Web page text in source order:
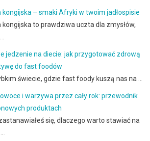
kongijska – smaki Afryki w twoim jadłospisie
kongijska to prawdziwa uczta dla zmysłów,
jedzenie na diecie: jak przygotować zdrową
do fast foodów
świecie, gdzie fast foody kuszą nas na …
i warzywa przez cały rok: przewodnik
produktach
się, dlaczego warto stawiać na